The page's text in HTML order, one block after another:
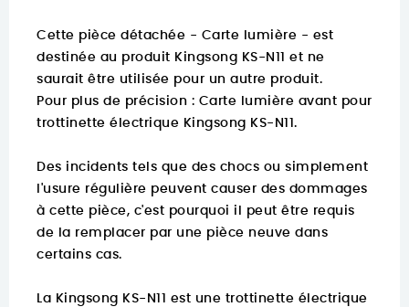
Cette pièce détachée - Carte lumière - est
destinée au produit Kingsong KS-N11 et ne
saurait être utilisée pour un autre produit.
Pour plus de précision : Carte lumière avant pour
trottinette électrique Kingsong KS-N11.
Des incidents tels que des chocs ou simplement
l'usure régulière peuvent causer des dommages
à cette pièce, c'est pourquoi il peut être requis
de la remplacer par une pièce neuve dans
certains cas.
La Kingsong KS-N11 est une trottinette électrique